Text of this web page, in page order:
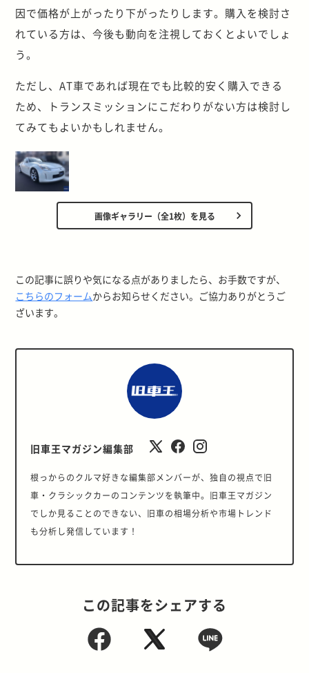
因で価格が上がったり下がったりします。購入を検討さ
れている方は、今後も動向を注視しておくとよいでしょ
う。
ただし、AT車であれば現在でも比較的安く購入できる
ため、トランスミッションにこだわりがない方は検討し
てみてもよいかもしれません。
画像ギャラリー（全1枚）を見る
この記事に誤りや気になる点がありましたら、お手数ですが、
こちらのフォームからお知らせください。ご協力ありがとうご
ざいます。
旧車王マガジン編集部
根っからのクルマ好きな編集部メンバーが、独自の視点で旧
車・クラシックカーのコンテンツを執筆中。旧車王マガジン
でしか見ることのできない、旧車の相場分析や市場トレンド
も分析し発信しています！
この記事をシェアする